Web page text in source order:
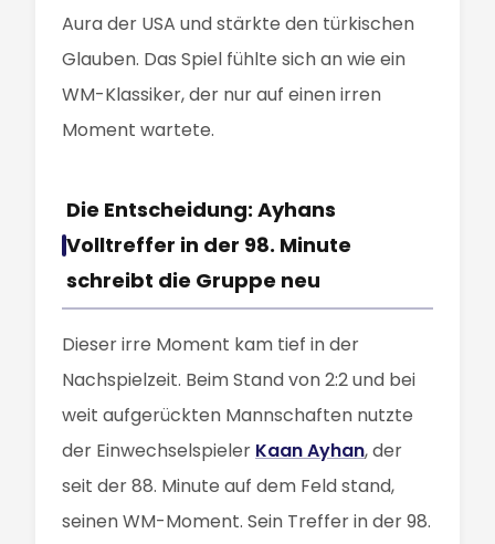
Aura der USA und stärkte den türkischen
Glauben. Das Spiel fühlte sich an wie ein
WM-Klassiker, der nur auf einen irren
Moment wartete.
Die Entscheidung: Ayhans
Volltreffer in der 98. Minute
schreibt die Gruppe neu
Dieser irre Moment kam tief in der
Nachspielzeit. Beim Stand von 2:2 und bei
weit aufgerückten Mannschaften nutzte
der Einwechselspieler Kaan Ayhan, der
seit der 88. Minute auf dem Feld stand,
seinen WM-Moment. Sein Treffer in der 98.